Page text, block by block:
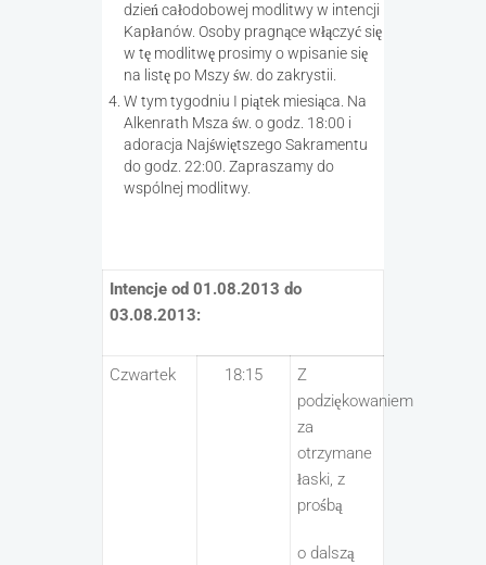
dzień całodobowej modlitwy w intencji
Kapłanów. Osoby pragnące włączyć się
w tę modlitwę prosimy o wpisanie się
na listę po Mszy św. do zakrystii.
W tym tygodniu I piątek miesiąca. Na
Alkenrath Msza św. o godz. 18:00 i
adoracja Najświętszego Sakramentu
do godz. 22:00. Zapraszamy do
wspólnej modlitwy.
Intencje od 01.08.2013 do
03.08.2013:
Czwartek 18:15
Z
podziękowaniem
za
otrzymane
łaski, z
prośbą
o dalszą